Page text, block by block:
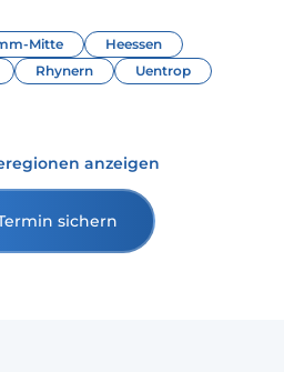
Mitte
Heessen
Rhynern Uentrop
anzeigen
sichern